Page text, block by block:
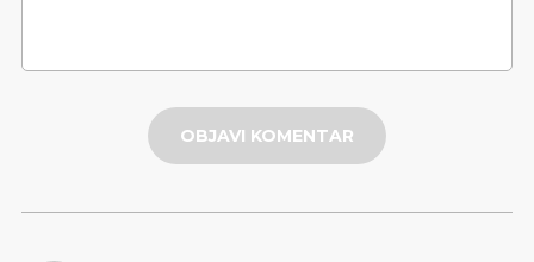
OBJAVI KOMENTAR